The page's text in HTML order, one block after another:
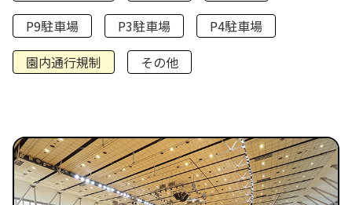
P9駐車場
P3駐車場
P4駐車場
園内通行規制
その他